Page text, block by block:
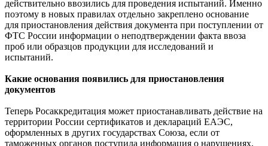
действительно ввозились для проведения испытаний. Именно
поэтому в новых правилах отдельно закреплено основание
для приостановления действия документа при поступлении от
ФТС России информации о неподтверждении факта ввоза
проб или образцов продукции для исследований и
испытаний.
Какие основания появились для приостановления
документов
Теперь Росаккредитация может приостанавливать действие на
территории России сертификатов и деклараций ЕАЭС,
оформленных в других государствах Союза, если от
таможенных органов поступила информация о нарушениях.